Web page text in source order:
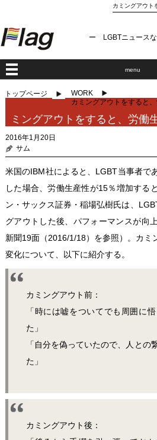
カミングアウト
ー LGBTニュース
menu
トップページ
WORK
カミングアウトをすると
ミングアウトをすると、労働
2016年1月20日
サム
米国のIBM社によると、LGBT当事者で
した場合、労働生産性が15％増加する
ン・サックス証券・稲場弘樹氏は、
グアウトした後、パフォーマンスが向
新聞19面（2016/1/18）を参照）。カミ
変化について、以下に紹介する。
カミングアウト前：
「時には嘘をついてでも周囲に
た」
「自分を偽っていたので、人との
た」
カミングアウト後：